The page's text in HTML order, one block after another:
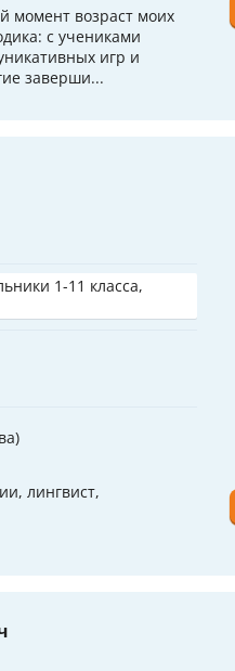
момент возраст моих
с учениками
игр и
заверши...
1-11 класса,
лингвист,